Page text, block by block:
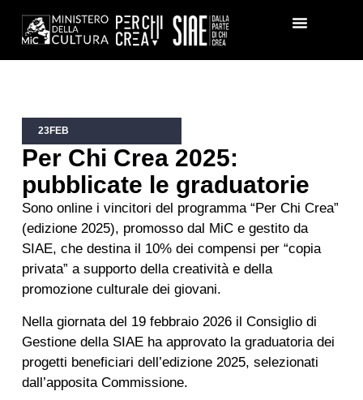
23FEB
Per Chi Crea 2025:
pubblicate le graduatorie
Sono online i vincitori del programma “Per Chi Crea”
(edizione 2025), promosso dal MiC e gestito da
SIAE, che destina il 10% dei compensi per “copia
privata” a supporto della creatività e della
promozione culturale dei giovani.
Nella giornata del 19 febbraio 2026 il Consiglio di
Gestione della SIAE ha approvato la graduatoria dei
progetti beneficiari dell’edizione 2025, selezionati
dall’apposita Commissione.